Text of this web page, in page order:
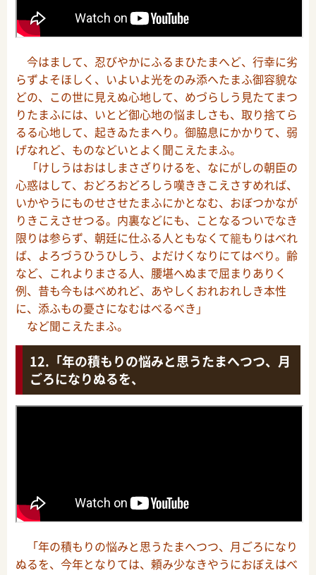
今はまして、忍びやかにふるまひたまへど、行幸に劣
らずよそほしく、いよいよ光をのみ添へたまふ御容貌な
どの、この世に見えぬ心地して、めづらしう見たてまつ
りたまふには、いとど御心地の悩ましさも、取り捨てら
るる心地して、起きゐたまへり。御脇息にかかりて、弱
げなれど、ものなどいとよく聞こえたまふ。
「けしうはおはしまさざりけるを、なにがしの朝臣の
心惑はして、おどろおどろしう嘆ききこえさすめれば、
いかやうにものせさせたまふにかとなむ、おぼつかなが
りきこえさせつる。内裏などにも、ことなるついでなき
限りは参らず、朝廷に仕ふる人ともなくて籠もりはべれ
ば、よろづうひうひしう、よだけくなりにてはべり。齢
など、これよりまさる人、腰堪へぬまで屈まりありく
例、昔も今もはべめれど、あやしくおれおれしき本性
に、添ふもの憂さになむはべるべき」
など聞こえたまふ。
「年の積もりの悩みと思うたまへつつ、月
ごろになりぬるを、
「年の積もりの悩みと思うたまへつつ、月ごろになり
ぬるを、今年となりては、頼み少なきやうにおぼえはべ